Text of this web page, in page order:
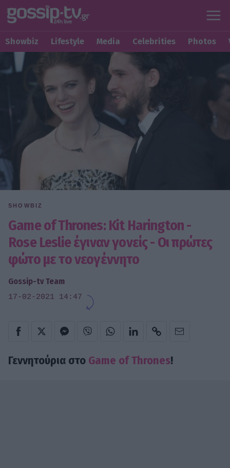
Showbiz Lifestyle Media Celebrities Photos
SHOWBIZ
Game of Thrones: Kit Harington -
Rose Leslie έγιναν γονείς - Οι πρώτες
φώτο με το νεογέννητο
Gossip-tv Team
17-02-2021 14:47
Γεννητούρια στο Game of Thrones!